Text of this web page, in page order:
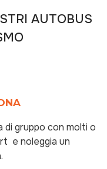
AUTOBUS
di gruppo con molti o
e noleggia un